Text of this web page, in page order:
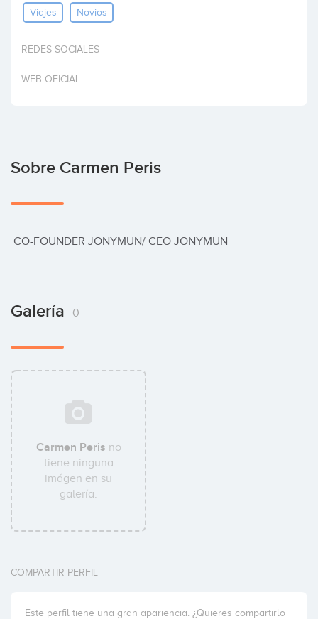
Invertir
Viajes Novios
REDES SOCIALES
WEB OFICIAL
Sobre Carmen Peris
CO-FOUNDER JONYMUN/ CEO JONYMUN
Galería 0
Carmen Peris no
tiene ninguna
imágen en su
galería.
COMPARTIR PERFIL
Este perfil tiene una gran apariencia. ¿Quieres compartirlo